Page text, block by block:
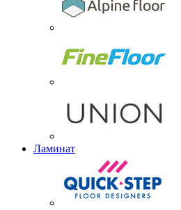
Ламинат